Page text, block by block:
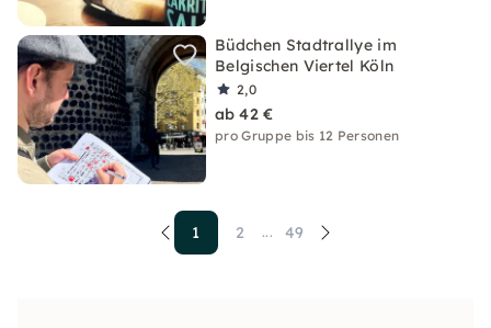
Büdchen Stadtrallye im
Belgischen Viertel Köln
2,0
ab 42 €
pro Gruppe bis 12 Personen
1 2 ... 49